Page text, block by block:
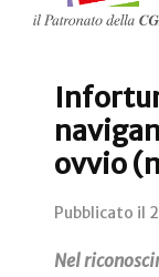
ovvio
Pubblicato il
Nel